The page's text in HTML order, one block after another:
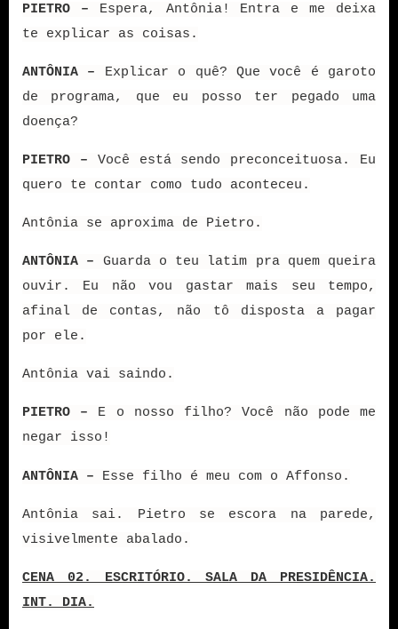
PIETRO – Espera, Antônia! Entra e me deixa
te explicar as coisas.
ANTÔNIA – Explicar o quê? Que você é garoto
de programa, que eu posso ter pegado uma
doença?
PIETRO – Você está sendo preconceituosa. Eu
quero te contar como tudo aconteceu.
Antônia se aproxima de Pietro.
ANTÔNIA – Guarda o teu latim pra quem queira
ouvir. Eu não vou gastar mais seu tempo,
afinal de contas, não tô disposta a pagar
por ele.
Antônia vai saindo.
PIETRO – E o nosso filho? Você não pode me
negar isso!
ANTÔNIA – Esse filho é meu com o Affonso.
Antônia sai. Pietro se escora na parede,
visivelmente abalado.
CENA 02. ESCRITÓRIO. SALA DA PRESIDÊNCIA.
INT. DIA.